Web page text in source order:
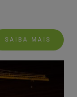
SAIBA MAIS